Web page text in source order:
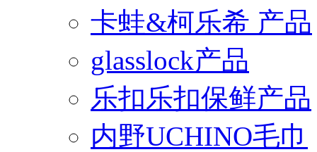
卡蛙&柯乐希 产品
glasslock产品
乐扣乐扣保鲜产品
内野UCHINO毛巾